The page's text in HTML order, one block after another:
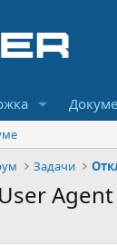
Задачи
Agent